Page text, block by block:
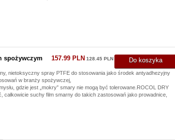
spożywczym 157.99 PLN 128.45 PLN netto
nietoksyczny spray PTFE do stosowania jako środek antyadhezyjny
w branży spożywczej,
gdzie jest „mokry” smary nie mogą być tolerowane.ROCOL DRY
całkowicie suchy film smarny do takich zastosowań jako prowadnice,
Do koszyka